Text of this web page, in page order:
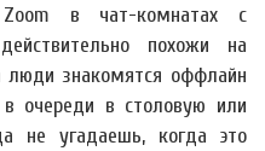
в чат-комнатах с
похожи на
люди знакомятся оффлайн
очереди в столовую или
не угадаешь, когда это